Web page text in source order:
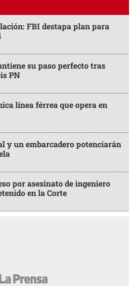
FBI destapa plan para
su paso perfecto tras
PN
línea férrea que opera en
y un embarcadero potenciarán
por asesinato de ingeniero
en la Corte